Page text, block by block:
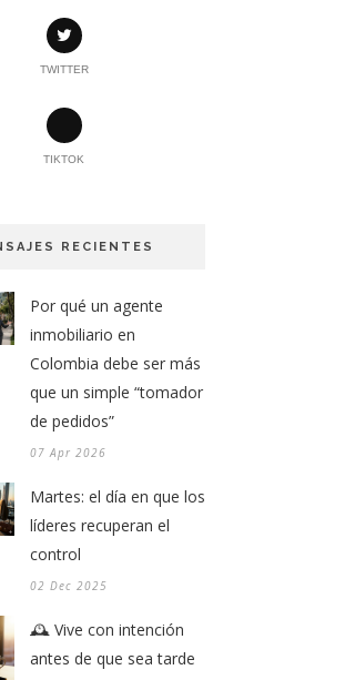
TWITTER
TIKTOK
RECIENTES
Por qué un agente
inmobiliario en
Colombia debe ser más
que un simple “tomador
de pedidos”
07 Apr 2026
Martes: el día en que los
líderes recuperan el
control
02 Dec 2025
🕰️ Vive con intención
antes de que sea tarde